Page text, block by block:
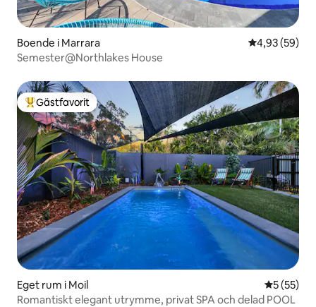
Boende i Marrara 4,93 av 5 i
4,93 (59)
Semester@Northlakes House
Populär gästfavorit
Gästfavorit
Eget rum i Moil 5 av 5 i
5 (55)
Romantiskt elegant utrymme, privat SPA och delad POOL